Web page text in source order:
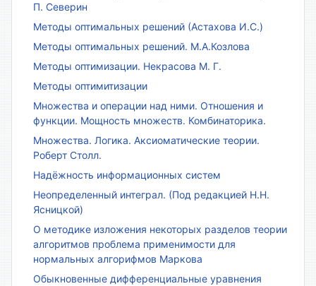
П. Северин
Методы оптимальных решений (Астахова И.С.)
Методы оптимальных решений. М.А.Козлова
Методы оптимизации. Некрасова М. Г.
Методы оптимитизации
Множества и операции над ними. Отношения и
функции. Мощность множеств. Комбинаторика.
Множества. Логика. Аксиоматические теории.
Роберт Столл.
Надёжность информационных систем
Неопределенный интеграл. (Под редакцией Н.Н.
Ясницкой)
О методике изложения некоторых разделов теории
алгоритмов проблема применимости для
нормальных алгорифмов Маркова
Обыкновенные дифференциальные уравнения